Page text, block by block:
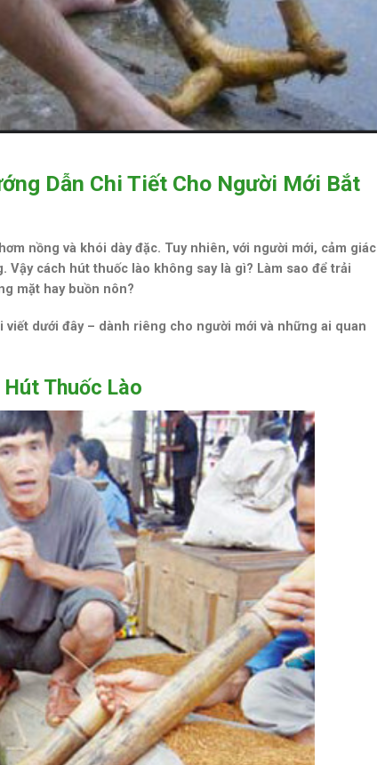
Dẫn Chi Tiết Cho Người Mới Bắt
nồng và khói dày đặc. Tuy nhiên, với người mới, cảm giác
Vậy cách hút thuốc lào không saylà gì? Làm sao để trải
mặt hay buồn nôn?
dưới đây – dành riêng cho người mới và những ai quan
Thuốc Lào